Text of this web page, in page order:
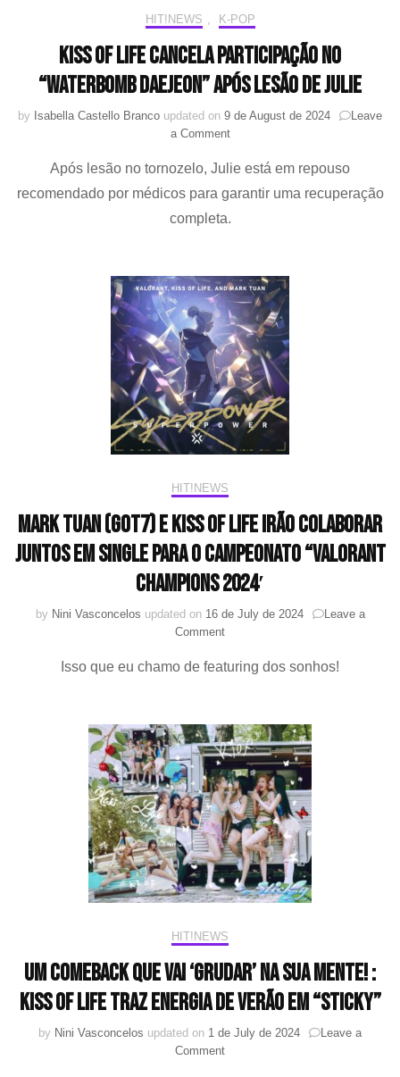
HIT!NEWS , K-POP
KISS OF LIFE cancela participação no
“WATERBOMB Daejeon” após lesão de Julie
by Isabella Castello Branco updated on 9 de August de 2024
Leave
a Commenton
OF
participação
Daejeon”
após
lesão
de
Julie
Após lesão no tornozelo, Julie está em repouso
recomendado por médicos para garantir uma recuperação
completa.
HIT!NEWS
Mark Tuan (GOT7) e KISS OF LIFE irão colaborar
juntos em single para o campeonato “VALORANT
Champions 2024′
by Nini Vasconcelos updated on 16 de July de 2024
Leave a
Commenton
Tuan
OF
LIFE
irão
colaborar
juntos
em
single
para
o
campeonato
Champions
Isso que eu chamo de featuring dos sonhos!
HIT!NEWS
Um comeback que vai ‘grudar’ na sua mente! :
KISS OF LIFE traz energia de verão em “Sticky”
by Nini Vasconcelos updated on 1 de July de 2024
Leave a
Commenton